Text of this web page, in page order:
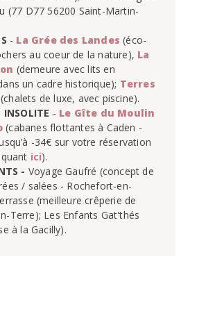
(77 D77 56200 Saint-Martin-
- La Grée des Landes (éco-
au coeur de la nature), La
(demeure avec lits en
un cadre historique); Terres
INSOLITE - Le Gîte du Moulin
(cabanes flottantes à Caden -
-34€ sur votre réservation
ici
- Voyage Gaufré (concept de
/ salées - Rochefort-en-
(meilleure crêperie de
Terre); Les Enfants Gat'thés
à la Gacilly).